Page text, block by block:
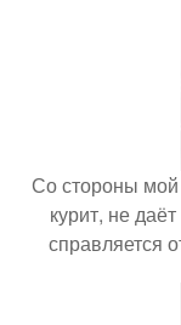
Со стороны
курит, не
справляется